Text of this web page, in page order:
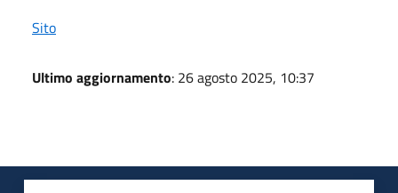
Sito
Ultimo aggiornamento: 26 agosto 2025, 10:37